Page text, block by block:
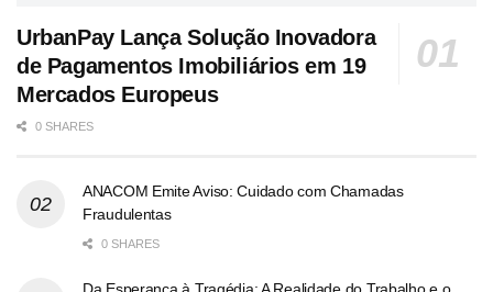
UrbanPay Lança Solução Inovadora
de Pagamentos Imobiliários em 19
Mercados Europeus
0 SHARES
ANACOM Emite Aviso: Cuidado com Chamadas
Fraudulentas
0 SHARES
Da Esperança à Tragédia: A Realidade do Trabalho e o